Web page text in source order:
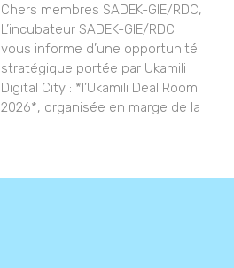
Chers membres SADEK-GIE/RDC,
L’incubateur SADEK-GIE/RDC
vous informe d’une opportunité
stratégique portée par Ukamili
Digital City : *l’Ukamili Deal Room
2026*, organisée en marge de la